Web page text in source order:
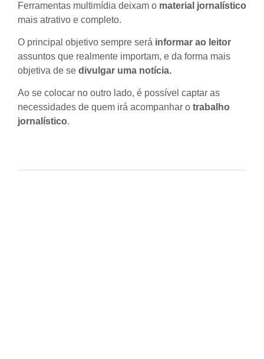
Ferramentas multimídia deixam o material jornalístico
mais atrativo e completo.
O principal objetivo sempre será informar ao leitor
assuntos que realmente importam, e da forma mais
objetiva de se divulgar uma notícia.
Ao se colocar no outro lado, é possível captar as
necessidades de quem irá acompanhar o trabalho
jornalístico.